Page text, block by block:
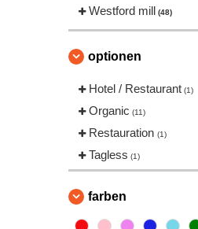
Westford mill (48)
optionen
Hotel / Restaurant (1)
Organic (11)
Restauration (1)
Tagless (1)
farben